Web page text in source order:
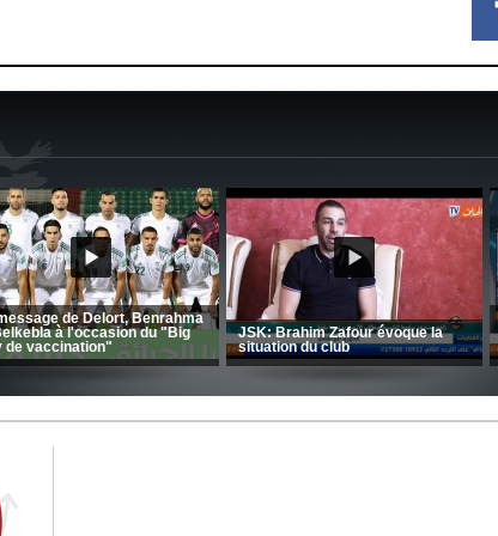
Entretien avec Moulay Haddou
CRB: Entretien avec Toufik
Korichi